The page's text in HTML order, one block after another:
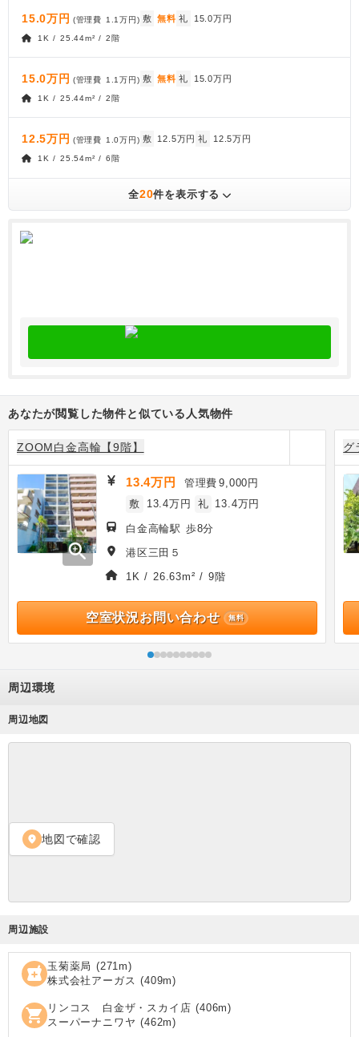
15.0万円 (管理費 1.1万円) 敷 無料 礼 15.0万円
1K / 25.44m² / 2階
15.0万円 (管理費 1.1万円) 敷 無料 礼 15.0万円
1K / 25.44m² / 2階
12.5万円 (管理費 1.0万円) 敷 12.5万円 礼 12.5万円
1K / 25.54m² / 6階
全20件を表示する
あなたが閲覧した物件と似ている人気物件
ZOOM白金高輪【9階】
zoom_in
13.4万円 管理費 9,000円
敷
13.4万円 礼 13.4万円
白金高輪駅 歩8分
港区三田５
1K / 26.63m² / 9階
空室状況お問い合わせ 無料
グ
周辺環境
周辺地図
location_on 地図で確認
周辺施設
local_pharmacy 玉菊薬局 (271m)
株式会社アーガス (409m)
shopping_cart リンコス 白金ザ・スカイ店 (406m)
スーパーナニワヤ (462m)